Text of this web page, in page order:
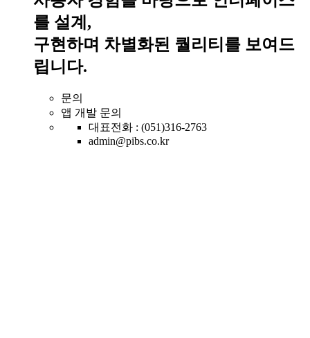
를 설계,
구현하며 차별화된 퀄리티를 보여드
립니다.
문의
앱 개발 문의
대표전화 : (051)316-2763
admin@pibs.co.kr